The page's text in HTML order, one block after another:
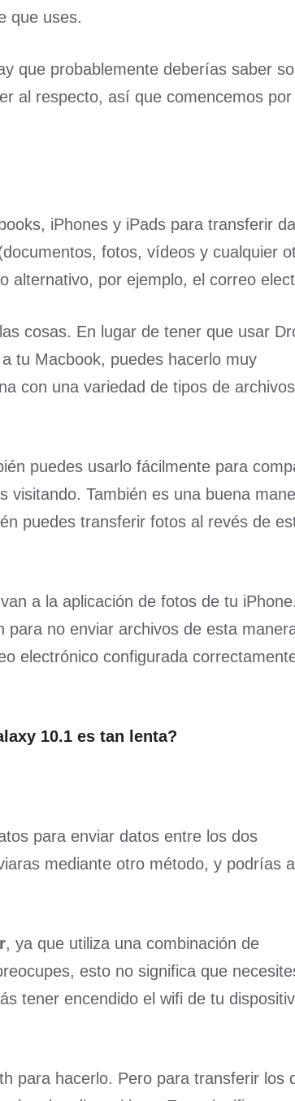
que uses.
que probablemente deberías saber
al respecto, así que comencemos por
iPhones y iPads para transferir
fotos, vídeos y cualquier
alternativo, por ejemplo, el correo
cosas. En lugar de tener que usar
tu Macbook, puedes hacerlo muy
con una variedad de tipos de archivos
puedes usarlo fácilmente para
visitando. También es una buena
puedes transferir fotos al revés de
a la aplicación de fotos de tu
para no enviar archivos de esta
electrónico configurada
10.1 es tan lenta?
para enviar datos entre los dos
mediante otro método, y podrías
, ya que utiliza una combinación de
esto no significa que
tener encendido el wifi de tu
para hacerlo. Pero para transferir los